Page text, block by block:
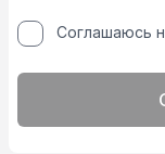
Соглашаюсь